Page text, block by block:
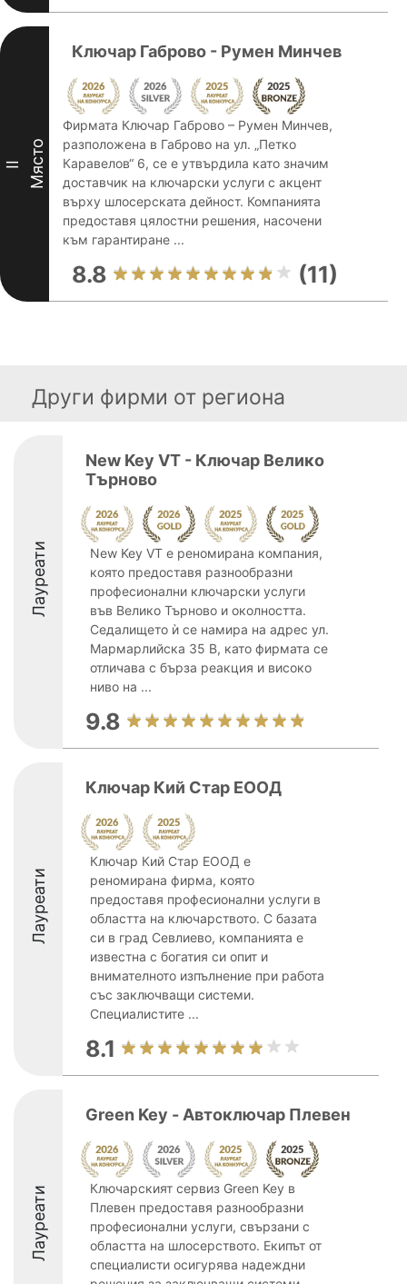
II Място
Ключар Габрово - Румен Минчев
Фирмата Ключар Габрово – Румен Минчев,
разположена в Габрово на ул. „Петко
Каравелов“ 6, се е утвърдила като значим
доставчик на ключарски услуги с акцент
върху шлосерската дейност. Компанията
предоставя цялостни решения, насочени
към гарантиране ...
8.8 (11)
Други фирми от региона
Лауреати
New Key VT - Ключар Велико
Търново
New Key VT е реномирана компания,
която предоставя разнообразни
професионални ключарски услуги
във Велико Търново и околността.
Седалището ѝ се намира на адрес ул.
Мармарлийска 35 В, като фирмата се
отличава с бърза реакция и високо
ниво на ...
9.8
Лауреати
Ключар Кий Стар ЕООД
Ключар Кий Стар ЕООД е
реномирана фирма, която
предоставя професионални услуги в
областта на ключарството. С базата
си в град Севлиево, компанията е
известна с богатия си опит и
внимателното изпълнение при работа
със заключващи системи.
Специалистите ...
8.1
Лауреати
Green Key - Автоключар Плевен
Ключарският сервиз Green Key в
Плевен предоставя разнообразни
професионални услуги, свързани с
областта на шлосерството. Екипът от
специалисти осигурява надеждни